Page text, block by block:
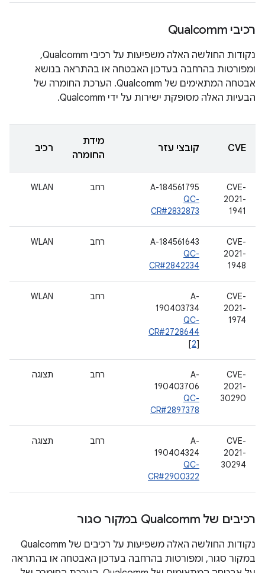
רכיבי Qualcomm
נקודות החולשה האלה משפיעות על רכיבי Qualcomm,
ומפורטות בהרחבה בעדכון האבטחה או בהתראה בנושא
אבטחה המתאימים של Qualcomm. הערכת החומרה של
הבעיות האלה מסופקת ישירות על ידי Qualcomm.
CVE קובצי עזר
מידת
החומרה
רכיב
CVE-
2021-
1941
A-184561795
QC-
CR#2832873
רחב WLAN
CVE-
2021-
1948
A-184561643
QC-
CR#2842234
רחב WLAN
CVE-
2021-
1974
A-
190403734
QC-
CR#2728644
[2]
רחב WLAN
CVE-
2021-
30290
A-
190403706
QC-
CR#2897378
רחב תצוגה
CVE-
2021-
30294
A-
190404324
QC-
CR#2900322
רחב תצוגה
רכיבים של Qualcomm במקור סגור
נקודות החולשה האלה משפיעות על רכיבים של Qualcomm
במקור סגור, ומפורטות בהרחבה בעדכון האבטחה או בהתראה